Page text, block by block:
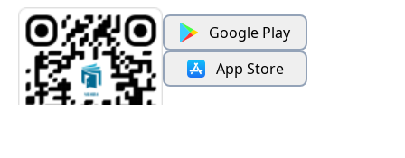
Google Play
App Store